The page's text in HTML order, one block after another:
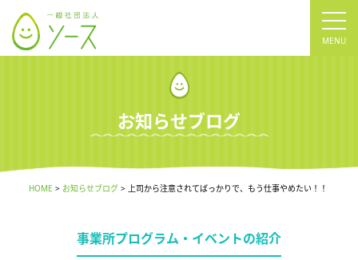
お知らせブログ
HOME お知らせブログ 上司から注意されてばっかりで、もう仕事やめたい！！
事業所プログラム・イベントの紹介